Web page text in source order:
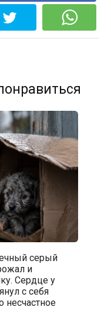
серый
и
Сердце у
с себя
несчастное